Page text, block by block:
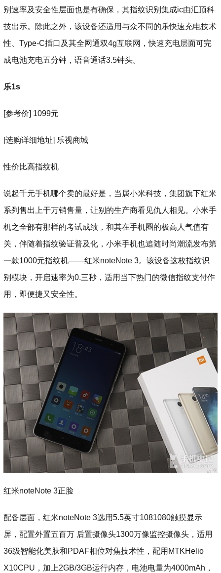
别速率及安全性层面也是有确保，其指纹识别集成ic由汇顶科
技出示。除此之外，该设备还适用与众不同的乐快速充电技术
性、Type-C插口及其全网通双4g互联网，快速充电层面可完
成电池充电五分钟，语音通话3.5钟头。
乐1s
[参考价] 1099元
[选购详细地址] 乐视商城
性价比高指纹机
说起千元手机哪个卖的最好是，当属小米科技，集团旗下红米
系列售出上干万销售量，让别的生产商看见仇人相见。小米手
机之全部有那样的考试成绩，和其在手机圈的极高人气值有
关，伴随着指纹验证普及化，小米手机也追随时尚潮流发布第
一款1000元指纹机——红米noteNote 3。该设备这枚指纹识
别模块，开启速率为0.三秒，适用当下热门的微信指纹支付作
用，即便捷又安全性。
红米noteNote 3正脸
配备层面，红米noteNote 3选用5.5英寸1081080触摸显示
屏，配置外置五百万 后置摄像头1300万像监控摄像头，适用
36级智能化美肤和PDAF相位对焦技术性，配用MTKHelio
X10CPU，加上2GB/3GB运行内存，电池电量为4000mAh，